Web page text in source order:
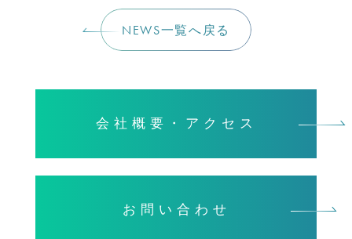
NEWS一覧へ戻る
会社概要・アクセス
お問い合わせ